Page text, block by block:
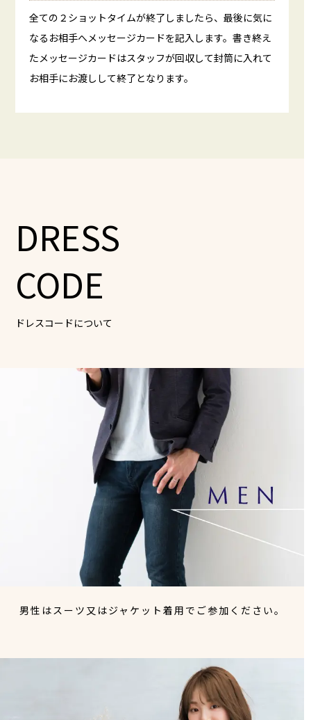
全ての２ショットタイムが終了しましたら、最後に気に
なるお相手へメッセージカードを記入します。書き終え
たメッセージカードはスタッフが回収して封筒に入れて
お相手にお渡しして終了となります。
DRESS
CODE
ドレスコードについて
男性はスーツ又はジャケット着用でご参加ください。